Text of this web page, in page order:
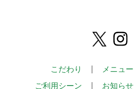
こだわり メニュー
ご利用シーン
お知らせ